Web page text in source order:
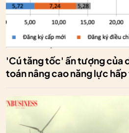
'Cú tăng tốc' ấn tượng của
toán nâng cao năng lực